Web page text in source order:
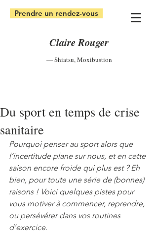
Prendre un rendez-vous
Claire Rouger
— Shiatsu,Moxibustion
Du sport en temps de crise
sanitaire
Pourquoi penser au sport alors que
l’incertitude plane sur nous, et en cette
saison encore froide qui plus est ? Eh
bien, pour toute une série de (bonnes)
raisons ! Voici quelques pistes pour
vous motiver à commencer, reprendre,
ou persévérer dans vos routines
d’exercice.